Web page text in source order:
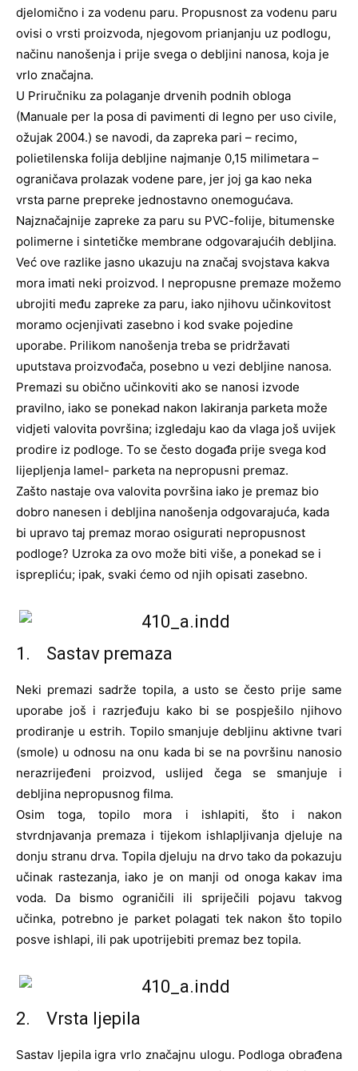
djelomično i za vodenu paru. Propusnost za vodenu paru
ovisi o vrsti proizvoda, njegovom prianjanju uz podlogu,
načinu nanošenja i prije svega o debljini nanosa, koja je
vrlo značajna.
U Priručniku za polaganje drvenih podnih obloga
(Manuale per la posa di pavimenti di legno per uso civile,
ožujak 2004.) se navodi, da zapreka pari – recimo,
polietilenska folija debljine najmanje 0,15 milimetara –
ograničava prolazak vodene pare, jer joj ga kao neka
vrsta parne prepreke jednostavno onemogućava.
Najznačajnije zapreke za paru su PVC-folije, bitumenske
polimerne i sintetičke membrane odgovarajućih debljina.
Već ove razlike jasno ukazuju na značaj svojstava kakva
mora imati neki proizvod. I nepropusne premaze možemo
ubrojiti među zapreke za paru, iako njihovu učinkovitost
moramo ocjenjivati zasebno i kod svake pojedine
uporabe. Prilikom nanošenja treba se pridržavati
uputstava proizvođača, posebno u vezi debljine nanosa.
Premazi su obično učinkoviti ako se nanosi izvode
pravilno, iako se ponekad nakon lakiranja parketa može
vidjeti valovita površina; izgledaju kao da vlaga još uvijek
prodire iz podloge. To se često događa prije svega kod
lijepljenja lamel- parketa na nepropusni premaz.
Zašto nastaje ova valovita površina iako je premaz bio
dobro nanesen i debljina nanošenja odgovarajuća, kada
bi upravo taj premaz morao osigurati nepropusnost
podloge? Uzroka za ovo može biti više, a ponekad se i
isprepliću; ipak, svaki ćemo od njih opisati zasebno.
1. Sastav premaza
Neki premazi sadrže topila, a usto se često prije same
uporabe još i razrjeđuju kako bi se pospješilo njihovo
prodiranje u estrih. Topilo smanjuje debljinu aktivne tvari
(smole) u odnosu na onu kada bi se na površinu nanosio
nerazrijeđeni proizvod, uslijed čega se smanjuje i
debljina nepropusnog filma.
Osim toga, topilo mora i ishlapiti, što i nakon
stvrdnjavanja premaza i tijekom ishlapljivanja djeluje na
donju stranu drva. Topila djeluju na drvo tako da pokazuju
učinak rastezanja, iako je on manji od onoga kakav ima
voda. Da bismo ograničili ili spriječili pojavu takvog
učinka, potrebno je parket polagati tek nakon što topilo
posve ishlapi, ili pak upotrijebiti premaz bez topila.
2. Vrsta ljepila
Sastav ljepila igra vrlo značajnu ulogu. Podloga obrađena